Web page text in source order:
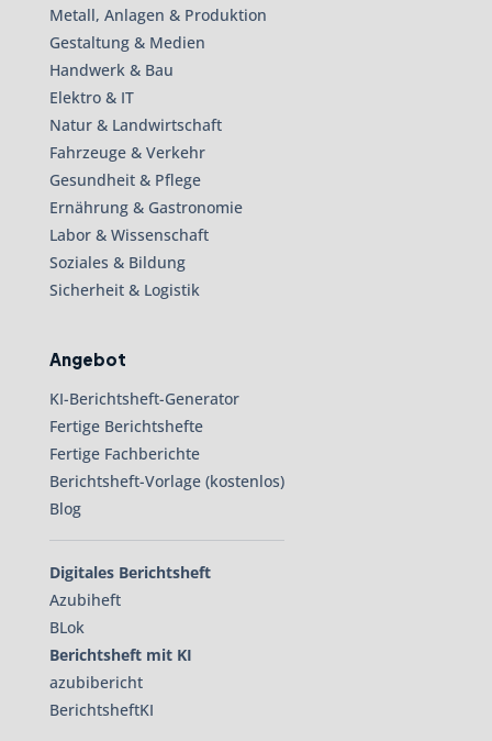
Metall, Anlagen & Produktion
Gestaltung & Medien
Handwerk & Bau
Elektro & IT
Natur & Landwirtschaft
Fahrzeuge & Verkehr
Gesundheit & Pflege
Ernährung & Gastronomie
Labor & Wissenschaft
Soziales & Bildung
Sicherheit & Logistik
Angebot
KI-Berichtsheft-Generator
Fertige Berichtshefte
Fertige Fachberichte
Berichtsheft-Vorlage (kostenlos)
Blog
Digitales Berichtsheft
Azubiheft
BLok
Berichtsheft mit KI
azubibericht
BerichtsheftKI